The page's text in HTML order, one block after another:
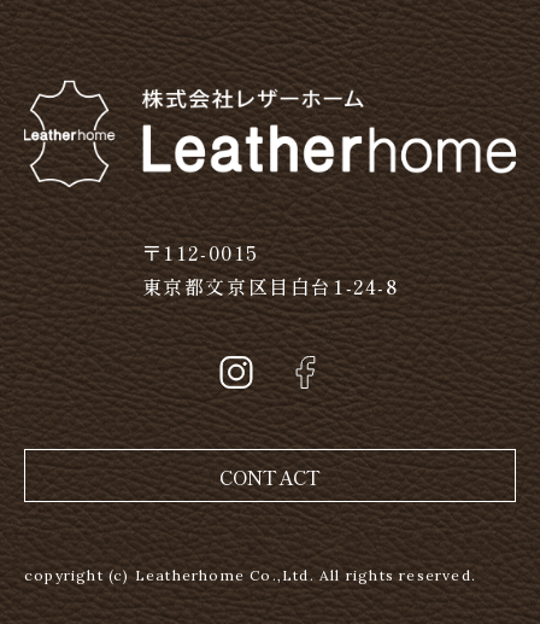
〒112-0015
東京都文京区目白台1-24-8
CONTACT
copyright (c) Leatherhome Co.,Ltd. All rights reserved.